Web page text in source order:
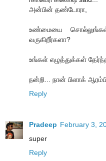
அன்பின் தண்டோரா,
உண்மையை
வருகிறீர்களா?
உங்கள் எழுத்துக்கள்
நன்றி... நான் பிளாக்
Reply
Pradeep February 3,
super
Reply